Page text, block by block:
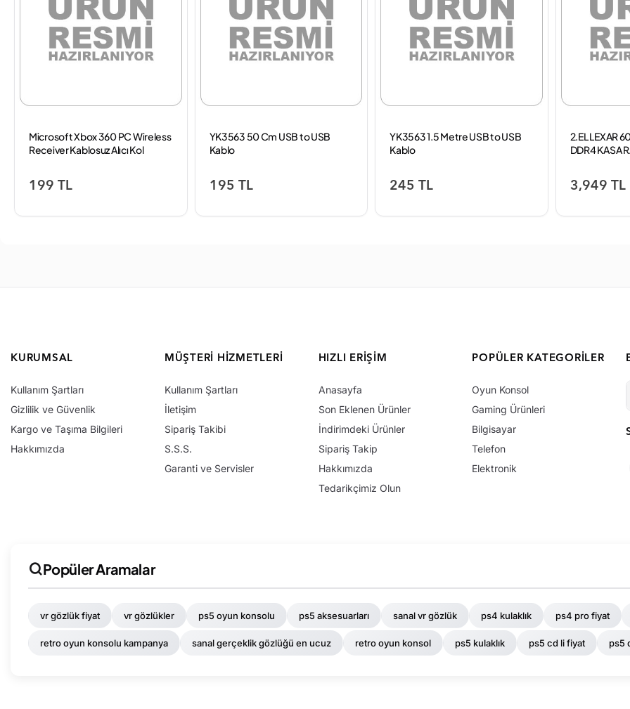
Microsoft Xbox 360 PC Wireless
Receiver Kablosuz Alıcı Kol
199 TL
YK3563 50 Cm USB to USB
Kablo
195 TL
YK3563 1.5 Metre USB to USB
Kablo
245 TL
2.EL LEXAR
DDR4 KASA
3,949 TL
KURUMSAL
Kullanım Şartları
Gizlilik ve Güvenlik
Kargo ve Taşıma Bilgileri
Hakkımızda
MÜŞTERI HIZMETLERI
Kullanım Şartları
İletişim
Sipariş Takibi
S.S.S.
Garanti ve Servisler
HIZLI ERIŞIM
Anasayfa
Son Eklenen Ürünler
İndirimdeki Ürünler
Sipariş Takip
Hakkımızda
Tedarikçimiz Olun
POPÜLER KATEGORILER
Oyun Konsol
Gaming Ürünleri
Bilgisayar
Telefon
Elektronik
Popüler Aramalar
vr gözlük fiyat vr gözlükler ps5 oyun konsolu ps5 aksesuarları sanal vr gözlük ps4 kulaklık ps4 pro fiyat
retro oyun konsolu kampanya sanal gerçeklik gözlüğü en ucuz retro oyun konsol ps5 kulaklık ps5 cd li fiyat ps5